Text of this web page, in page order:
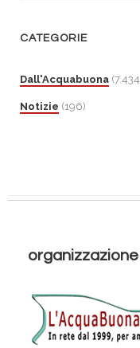
CATEGORIE
Dall'Acquabuona
Notizie (196)
organizzazione